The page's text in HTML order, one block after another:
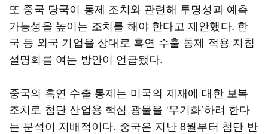
또 중국 당국이 통제 조치와 관련해 투명성과 예측
가능성을 높이는 조치를 해야 한다고 제안했다. 한
국 등 외국 기업을 상대로 흑연 수출 통제 적용 지침
설명회를 여는 방안이 언급됐다.
중국의 흑연 수출 통제는 미국의 제재에 대한 보복
조치로 첨단 산업용 핵심 광물을 ‘무기화’하려 한다
는 분석이 지배적이다. 중국은 지난 8월부터 첨단 반